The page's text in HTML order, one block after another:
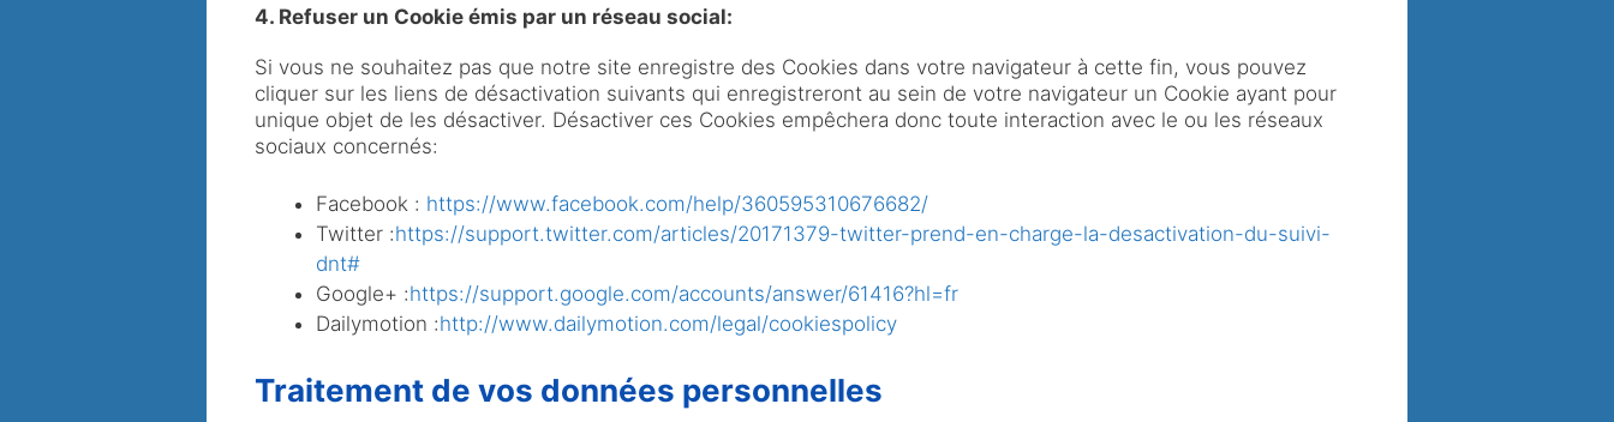
4. Refuser un Cookie émis par un réseau social:
Si vous ne souhaitez pas que notre site enregistre des Cookies dans votre navigateur à cette fin, vous pouvez
cliquer sur les liens de désactivation suivants qui enregistreront au sein de votre navigateur un Cookie ayant pour
unique objet de les désactiver. Désactiver ces Cookies empêchera donc toute interaction avec le ou les réseaux
sociaux concernés:
Facebook : https://www.facebook.com/help/360595310676682/
Twitter :https://support.twitter.com/articles/20171379-twitter-prend-en-charge-la-desactivation-du-suivi-
dnt#
Google+ :https://support.google.com/accounts/answer/61416?hl=fr
Dailymotion :http://www.dailymotion.com/legal/cookiespolicy
Traitement de vos données personnelles